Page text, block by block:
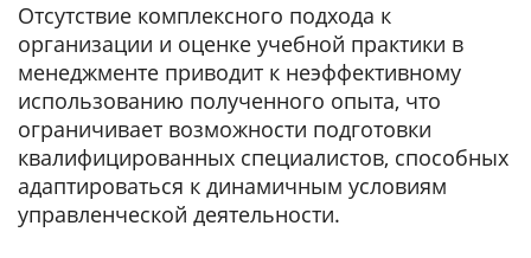
Отсутствие комплексного подхода к
организации и оценке учебной практики в
менеджменте приводит к неэффективному
использованию полученного опыта, что
ограничивает возможности подготовки
квалифицированных специалистов, способных
адаптироваться к динамичным условиям
управленческой деятельности.